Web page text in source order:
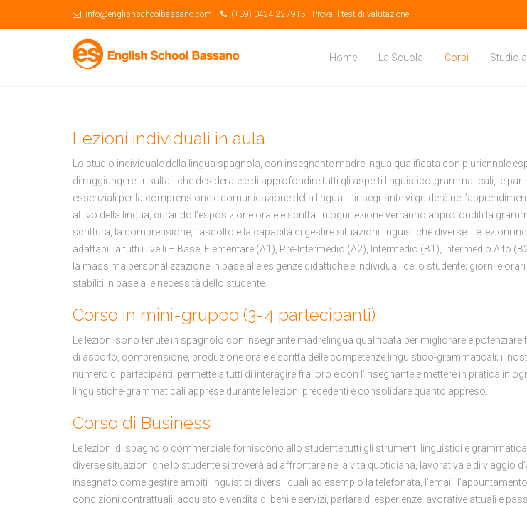
info@englishschoolbassano.com (+39) 0424 227915 - Prova il test di valutazione
Home La Scuola Corsi Studio
Lezioni individuali in aula
Lo studio individuale della lingua spagnola, con insegnante madrelingua qualificata con pluriennale
di raggiungere i risultati che desiderate e di approfondire tutti gli aspetti linguistico-grammaticali, le
essenziali per la comprensione e comunicazione della lingua. L’insegnante vi guiderà
attivo della lingua, curando l’esposizione orale e scritta. In ogni lezione verranno approfonditi la
scrittura, la comprensione, l’ascolto e la capacità di gestire situazioni linguistiche diverse. Le lezioni
adattabili a tutti i livelli – Base, Elementare (A1), Pre-Intermedio (A2), Intermedio (B1), Intermedio Alto
la massima personalizzazione in base alle esigenze didattiche e individuali dello studente; giorni e
stabiliti in base alle necessità dello studente.
Corso in mini-gruppo (3-4 partecipanti)
Le lezioni sono tenute in spagnolo con insegnante madrelingua qualificata per migliorare e potenziare
di ascolto, comprensione, produzione orale e scritta delle competenze linguistico-grammaticali; il
numero di partecipanti, permette a tutti di interagire fra loro e con l’insegnante e mettere in pratica in
linguistiche-grammaticali apprese durante le lezioni precedenti e consolidare quanto appreso.
Corso di Business
Le lezioni di spagnolo commerciale forniscono allo studente tutti gli strumenti linguistici e
diverse situazioni che lo studente si troverà ad affrontare nella vita quotidiana, lavorativa e di viaggio
insegnato come gestire ambiti linguistici diversi, quali ad esempio la telefonata, l’email,
condizioni contrattuali, acquisto e vendita di beni e servizi, parlare di esperienze lavorative attuali e